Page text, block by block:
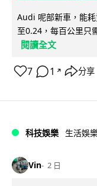
Audi 呢部新車，能
至0.24，每百公里只
閱讀全文
7 1 ↗ 分享
科技娛樂 生活娛
Vin 2 日